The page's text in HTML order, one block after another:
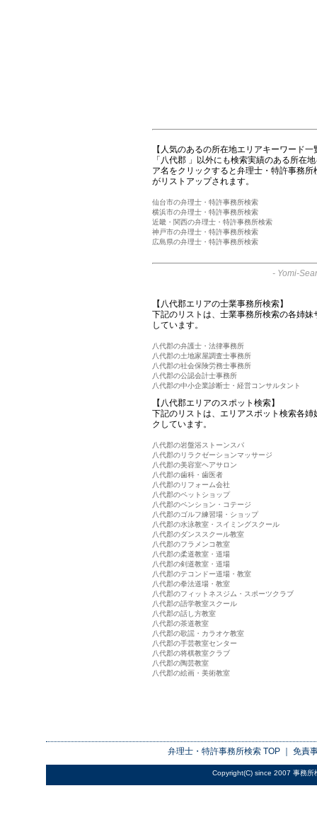
【人気のあるの所在地エリアキーワード一
「八代郡 」以外にも検索実績のある所在
ア名をクリックすると弁理士・特許事務
がリストアップされます。
仙台市の弁理士・特許事務所検索
横浜市の弁理士・特許事務所検索
近畿・関西の弁理士・特許事務所検索
神戸市の弁理士・特許事務所検索
広島県の弁理士・特許事務所検索
- Yomi-
【八代郡エリアの士業事務所検索】
下記のリストは、士業事務所検索の各姉
しています。
八代郡の弁護士・法律事務所
八代郡の土地家屋調査士事務所
八代郡の社会保険労務士事務所
八代郡の公認会計士事務所
八代郡の中小企業診断士・経営コンサルタント
【八代郡エリアのスポット検索】
下記のリストは、エリアスポット検索各
クしています。
八代郡の岩盤浴ストーンスパ
八代郡のリラクゼーションマッサージ
八代郡の美容室ヘアサロン
八代郡の歯科・歯医者
八代郡のリフォーム会社
八代郡のペットショップ
八代郡のペンション・コテージ
八代郡のゴルフ練習場・ショップ
八代郡の水泳教室・スイミングスクール
八代郡のダンススクール教室
八代郡のフラメンコ教室
八代郡の柔道教室・道場
八代郡の剣道教室・道場
八代郡のテコンドー道場・教室
八代郡の拳法道場・教室
八代郡のフィットネスジム・スポーツクラブ
八代郡の語学教室スクール
八代郡の話し方教室
八代郡の茶道教室
八代郡の歌謡・カラオケ教室
八代郡の手芸教室センター
八代郡の将棋教室クラブ
八代郡の陶芸教室
八代郡の絵画・美術教室
弁理士・特許事務所検索TOP ｜ 免責
Copyright(C) since 2007 事務所